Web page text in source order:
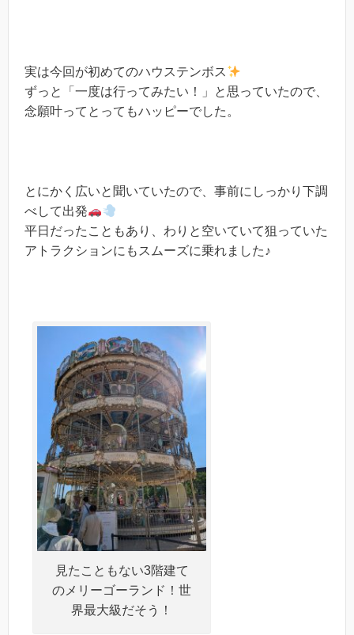
実は今回が初めてのハウステンボス
ずっと「一度は行ってみたい！」と思っていたので、
念願叶ってとってもハッピーでした。
とにかく広いと聞いていたので、事前にしっかり下調
べして出発
平日だったこともあり、わりと空いていて狙っていた
アトラクションにもスムーズに乗れました♪
見たこともない3階建て
のメリーゴーランド！世
界最大級だそう！